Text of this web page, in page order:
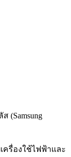
(Samsung
ครื่องใช้ไฟฟ้าและ